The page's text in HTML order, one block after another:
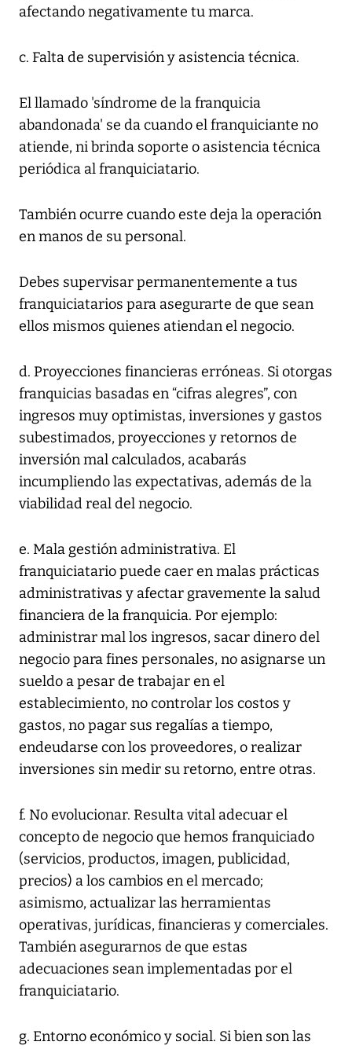
afectando negativamente tu marca.
c. Falta de supervisión y asistencia técnica.
El llamado 'síndrome de la franquicia
abandonada' se da cuando el franquiciante no
atiende, ni brinda soporte o asistencia técnica
periódica al franquiciatario.
También ocurre cuando este deja la operación
en manos de su personal.
Debes supervisar permanentemente a tus
franquiciatarios para asegurarte de que sean
ellos mismos quienes atiendan el negocio.
d. Proyecciones financieras erróneas. Si otorgas
franquicias basadas en “cifras alegres”, con
ingresos muy optimistas, inversiones y gastos
subestimados, proyecciones y retornos de
inversión mal calculados, acabarás
incumpliendo las expectativas, además de la
viabilidad real del negocio.
e. Mala gestión administrativa. El
franquiciatario puede caer en malas prácticas
administrativas y afectar gravemente la salud
financiera de la franquicia. Por ejemplo:
administrar mal los ingresos, sacar dinero del
negocio para fines personales, no asignarse un
sueldo a pesar de trabajar en el
establecimiento, no controlar los costos y
gastos, no pagar sus regalías a tiempo,
endeudarse con los proveedores, o realizar
inversiones sin medir su retorno, entre otras.
f. No evolucionar. Resulta vital adecuar el
concepto de negocio que hemos franquiciado
(servicios, productos, imagen, publicidad,
precios) a los cambios en el mercado;
asimismo, actualizar las herramientas
operativas, jurídicas, financieras y comerciales.
También asegurarnos de que estas
adecuaciones sean implementadas por el
franquiciatario.
g. Entorno económico y social. Si bien son las